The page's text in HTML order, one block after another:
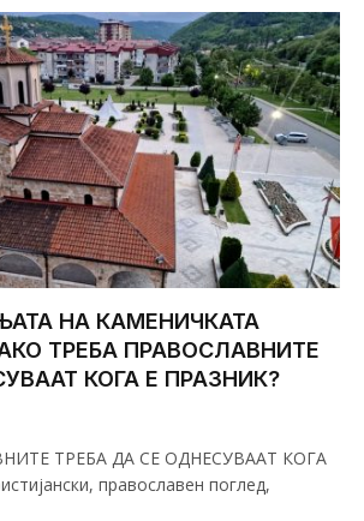
НА КАМЕНИЧКАТА
ТРЕБА ПРАВОСЛАВНИТЕ
КОГА Е ПРАЗНИК?
ТРЕБА ДА СЕ ОДНЕСУВААТ КОГА
православен поглед,